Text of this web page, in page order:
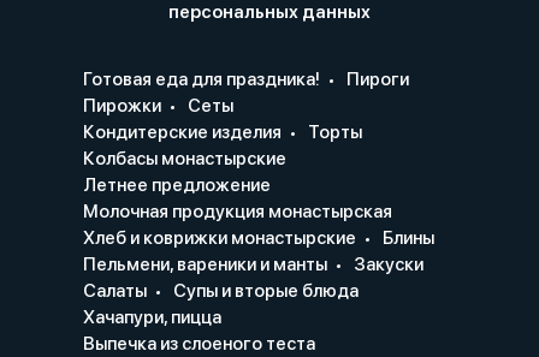
персональных данных
Готовая еда для праздника!
Пироги
Пирожки
Сеты
Кондитерские изделия
Торты
Колбасы монастырские
Летнее предложение
Молочная продукция монастырская
Хлеб и коврижки монастырские
Блины
Пельмени, вареники и манты
Закуски
Салаты
Супы и вторые блюда
Хачапури, пицца
Выпечка из слоеного теста